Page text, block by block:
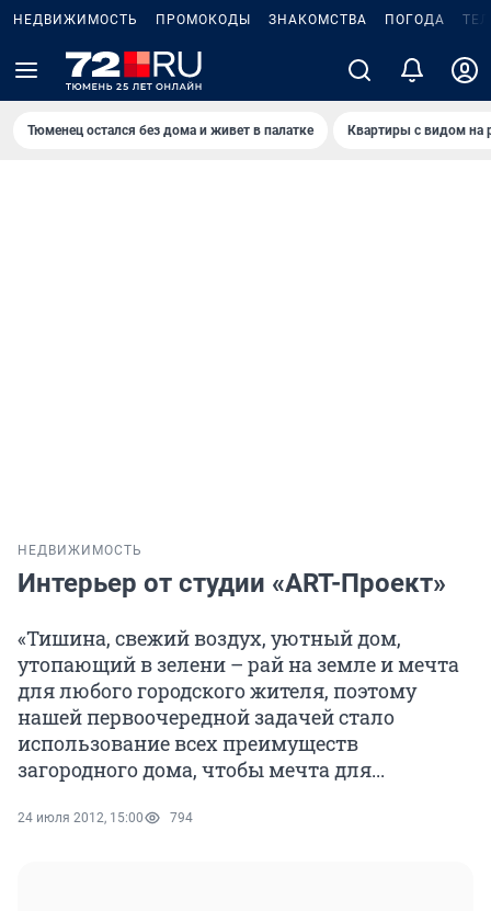
НЕДВИЖИМОСТЬ ПРОМОКОДЫ ЗНАКОМСТВА ПОГОДА
Тюменец остался без дома и живет в палатке Квартиры с видом на
НЕДВИЖИМОСТЬ
Интерьер от студии «ART-Проект»
«Тишина, свежий воздух, уютный дом,
утопающий в зелени – рай на земле и мечта
для любого городского жителя, поэтому
нашей первоочередной задачей стало
использование всех преимуществ
загородного дома, чтобы мечта для...
24 июля 2012, 15:00 794